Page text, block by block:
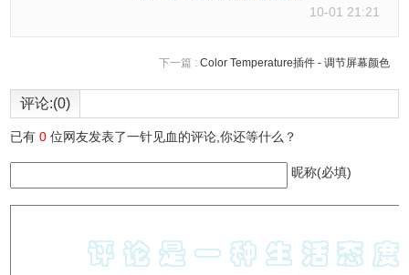
后，你就可以在这个面板上登录抖音、巨量百应等后台了。
10-01 21:21
下一篇 : Color Temperature插件 - 调节屏幕颜色
评论:(0)
已有0 位网友发表了一针见血的评论,你还等什么？
昵称(必填)